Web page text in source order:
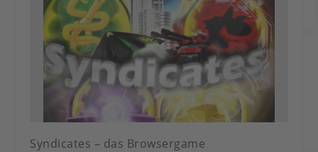
Syndicates – das Browsergame